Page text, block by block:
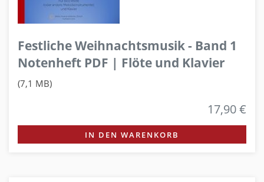
Festliche Weihnachtsmusik - Band 1
Notenheft PDF | Flöte und Klavier
(7,1 MB)
17,90 €
IN DEN WARENKORB